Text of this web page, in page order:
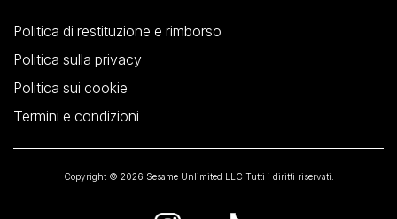
Politica di restituzione e rimborso
Politica sulla privacy
Politica sui cookie
Termini e condizioni
Copyright © 2026 Sesame Unlimited LLC Tutti i diritti riservati.